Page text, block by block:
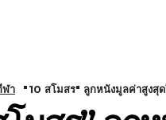
ฬา "10 สโมสร" ลูกหนังมูลค่าสูงสุ